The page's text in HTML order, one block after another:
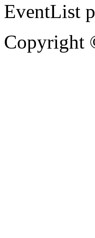
EventList
Copyright